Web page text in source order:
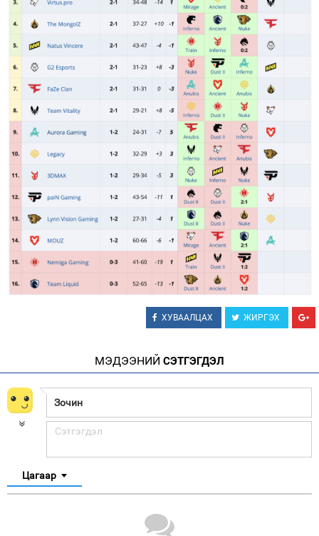
ХУВААЛЦАХ ЖИРГЭХ
МЭДЭЭНИЙ СЭТГЭГДЭЛ
Цагаар